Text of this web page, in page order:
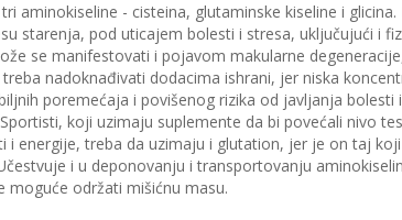
aminokiseline - cisteina, glutaminske kiseline i
starenja, pod uticajem bolesti i stresa, uključujući i
se manifestovati i pojavom makularne
nadoknađivati dodacima ishrani, jer niska
poremećaja i povišenog rizika od javljanja bolesti
koji uzimaju suplemente da bi povećali nivo
i energije, treba da uzimaju i glutation, jer je on taj
i u deponovanju i transportovanju
moguće održati mišićnu masu.